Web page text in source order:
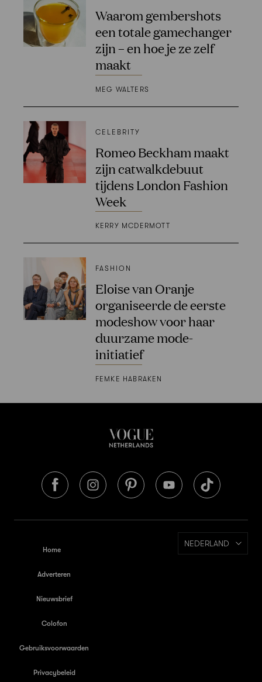
Waarom gembershots
een totale gamechanger
zijn – en hoe je ze zelf
maakt
MEG WALTERS
CELEBRITY
Romeo Beckham maakt
zijn catwalkdebuut
tijdens London Fashion
Week
KERRY MCDERMOTT
FASHION
Eloise van Oranje
organiseerde de eerste
modeshow voor haar
duurzame mode-
initiatief
FEMKE HABRAKEN
Home
Adverteren
Nieuwsbrief
Colofon
Gebruiksvoorwaarden
Privacybeleid
NEDERLAND